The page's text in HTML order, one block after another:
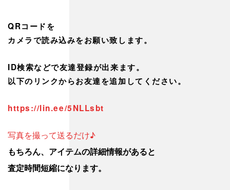
QRコードを
カメラで読み込みをお願い致します。
ID検索などで友達登録が出来ます。
以下のリンクからお友達を追加してください。
https://lin.ee/5NLLsbt
写真を撮って送るだけ♪
もちろん、アイテムの詳細情報があると
査定時間短縮になります。